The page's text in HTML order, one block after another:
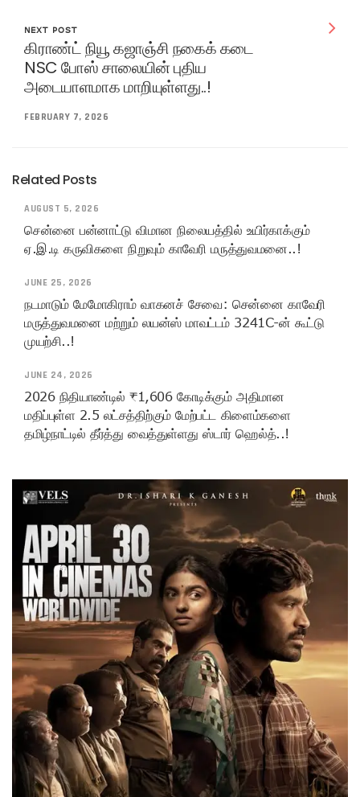
NEXT POST
கிராண்ட் நியூ கஜாஞ்சி நகைக் கடை
NSC போஸ் சாலையின் புதிய
அடையாளமாக மாறியுள்ளது..!
FEBRUARY 7, 2026
Related Posts
AUGUST 5, 2026
சென்னை பன்னாட்டு விமான நிலையத்தில் உயிர்காக்கும்
ஏ.இ.டி கருவிகளை நிறுவும் காவேரி மருத்துவமனை..!
JUNE 25, 2026
நடமாடும் மேமோகிராம் வாகனச் சேவை: சென்னை காவேரி
மருத்துவமனை மற்றும் லயன்ஸ் மாவட்டம் 3241C-ன் கூட்டு
முயற்சி..!
JUNE 24, 2026
2026 நிதியாண்டில் ₹1,606 கோடிக்கும் அதிமான
மதிப்புள்ள 2.5 லட்சத்திற்கும் மேற்பட்ட கிளைம்களை
தமிழ்நாட்டில் தீர்த்து வைத்துள்ளது ஸ்டார் ஹெல்த்..!